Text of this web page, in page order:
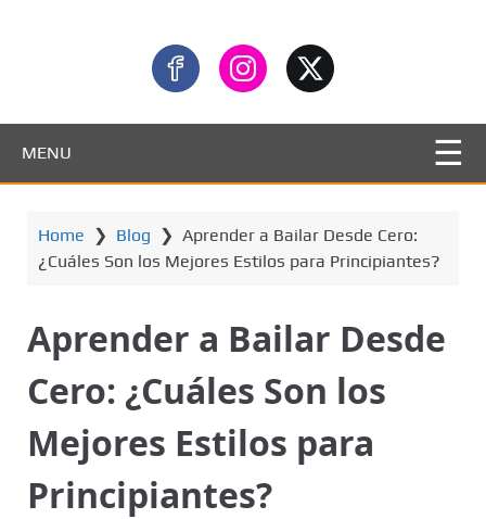
MENU
Home ❯ Blog ❯ Aprender a Bailar Desde Cero:
¿Cuáles Son los Mejores Estilos para Principiantes?
Aprender a Bailar Desde
Cero: ¿Cuáles Son los
Mejores Estilos para
Principiantes?